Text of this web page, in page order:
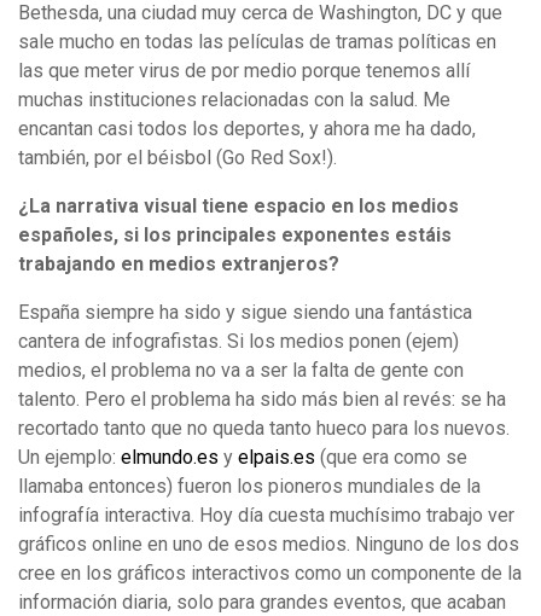
Bethesda, una ciudad muy cerca de Washington, DC y que
sale mucho en todas las películas de tramas políticas en
las que meter virus de por medio porque tenemos allí
muchas instituciones relacionadas con la salud. Me
encantan casi todos los deportes, y ahora me ha dado,
también, por el béisbol (Go Red Sox!).
¿La narrativa visual tiene espacio en los medios
españoles, si los principales exponentes estáis
trabajando en medios extranjeros?
España siempre ha sido y sigue siendo una fantástica
cantera de infografistas. Si los medios ponen (ejem)
medios, el problema no va a ser la falta de gente con
talento. Pero el problema ha sido más bien al revés: se ha
recortado tanto que no queda tanto hueco para los nuevos.
Un ejemplo: elmundo.es y elpais.es (que era como se
llamaba entonces) fueron los pioneros mundiales de la
infografía interactiva. Hoy día cuesta muchísimo trabajo ver
gráficos online en uno de esos medios. Ninguno de los dos
cree en los gráficos interactivos como un componente de la
información diaria, solo para grandes eventos, que acaban